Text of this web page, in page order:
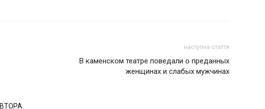
наступна стаття
В каменском театре поведали о преданных
женщинах и слабых мужчинах